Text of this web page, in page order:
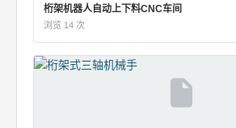
桁架机器人自动上下料CNC车间
浏览 14 次